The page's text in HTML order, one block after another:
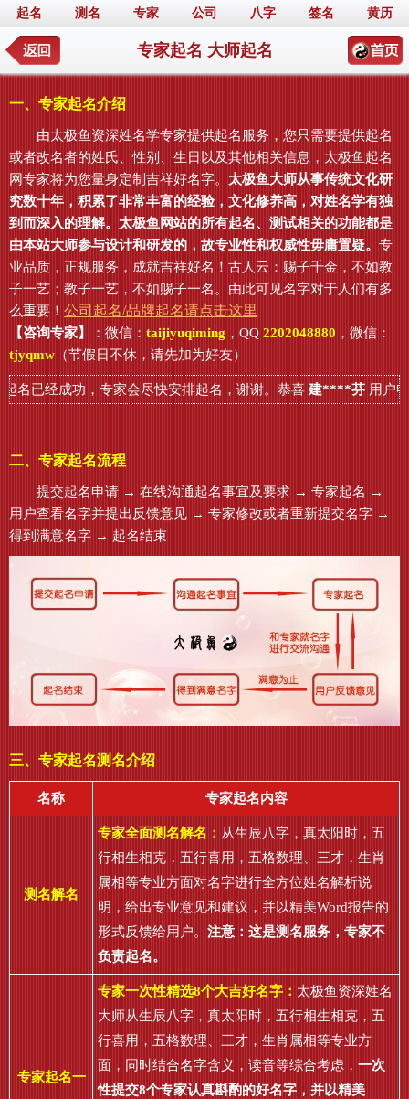
起名 测名 专家 公司 八字 签名 黄历
专家起名 大师起名
一、专家起名介绍
由太极鱼资深姓名学专家提供起名服务，您只需要提供起名
或者改名者的姓氏、性别、生日以及其他相关信息，太极鱼起名
网专家将为您量身定制吉祥好名字。 太极鱼大师从事传统文化研
究数十年，积累了非常丰富的经验，文化修养高，对姓名学有独
到而深入的理解。太极鱼网站的所有起名、测试相关的功能都是
由本站大师参与设计和研发的，故专业性和权威性毋庸置疑。 专
业品质，正规服务，成就吉祥好名！古人云：赐子千金，不如教
子一艺；教子一艺，不如赐子一名。由此可见名字对于人们有多
么重要！ 公司起名/品牌起名请点击这里
【咨询专家】 ：微信： taijiyuqiming ，QQ 2202048880 ，微信：
tjyqmw （节假日不休，请先加为好友）
已经成功，专家会尽快安排起名，谢谢。恭喜建****芬用户申
二、专家起名流程
提交起名申请 → 在线沟通起名事宜及要求 → 专家起名 →
用户查看名字并提出反馈意见 → 专家修改或者重新提交名字 →
得到满意名字 → 起名结束
三、专家起名测名介绍
名称 专家起名内容
测名解名
专家全面测名解名： 从生辰八字，真太阳时，五
行相生相克，五行喜用，五格数理、三才，生肖
属相等专业方面对名字进行全方位姓名解析说
明，给出专业意见和建议，并以精美Word报告的
形式反馈给用户。 注意：这是测名服务，专家不
负责起名。
专家起名一
专家一次性精选8个大吉好名字： 太极鱼资深姓名
大师从生辰八字，真太阳时，五行相生相克，五
行喜用，五格数理、三才，生肖属相等专业方
面，同时结合名字含义，读音等综合考虑， 一次
性提交8个专家认真斟酌的好名字，并以精美